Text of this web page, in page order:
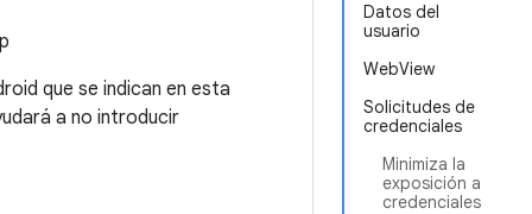
Datos del
usuario
WebView
Solicitudes de
credenciales
Minimiza la
exposición a
credenciales
que se indican en esta
a no introducir